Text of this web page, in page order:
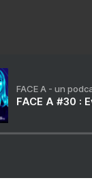
FACE A - un
FACE A #30 :